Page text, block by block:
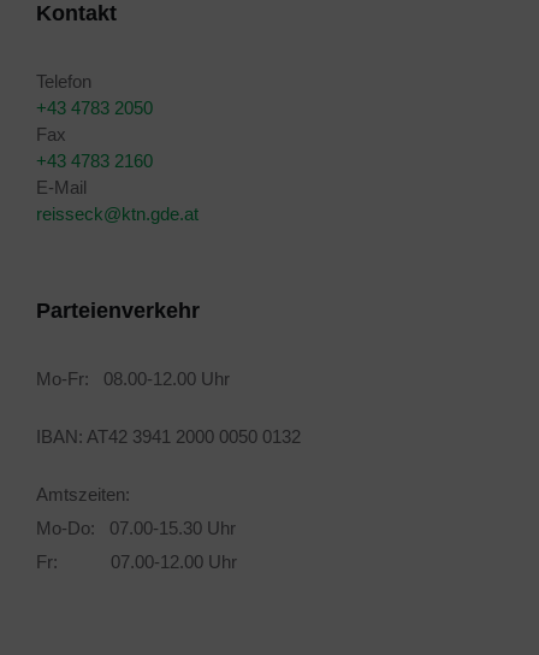
Kontakt
Telefon
+43 4783 2050
Fax
+43 4783 2160
E-Mail
reisseck@ktn.gde.at
Parteienverkehr
Mo-Fr: 08.00-12.00 Uhr
IBAN: AT42 3941 2000 0050 0132
Amtszeiten:
Mo-Do: 07.00-15.30 Uhr
Fr: 07.00-12.00 Uhr